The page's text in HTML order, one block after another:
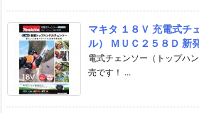
マキタ １８Ｖ 充電式チ
ル） ＭＵＣ２５８Ｄ 新
電式チェンソー（トップハ
売です！ ...